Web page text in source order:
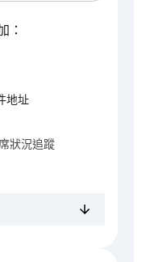
：
地址
狀況追蹤